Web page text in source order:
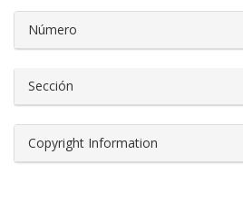
Número
Sección
Copyright Information